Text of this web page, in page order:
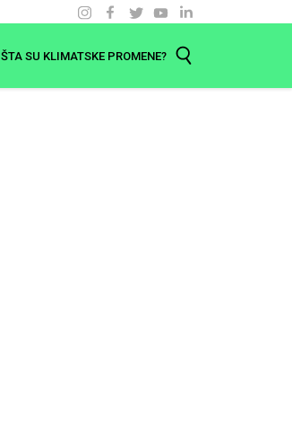
ŠTA SU KLIMATSKE PROMENE?